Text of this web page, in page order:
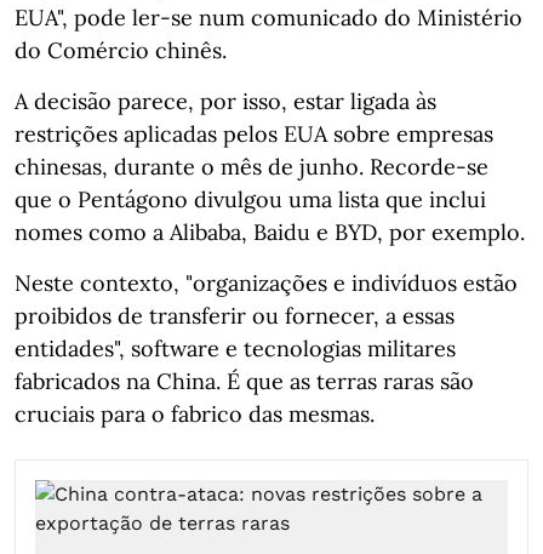
EUA", pode ler-se num comunicado do Ministério
do Comércio chinês.
A decisão parece, por isso, estar ligada às
restrições aplicadas pelos EUA sobre empresas
chinesas, durante o mês de junho. Recorde-se
que o Pentágono divulgou uma lista que inclui
nomes como a Alibaba, Baidu e BYD, por exemplo.
Neste contexto, "organizações e indivíduos estão
proibidos de transferir ou fornecer, a essas
entidades", software e tecnologias militares
fabricados na China. É que as terras raras são
cruciais para o fabrico das mesmas.